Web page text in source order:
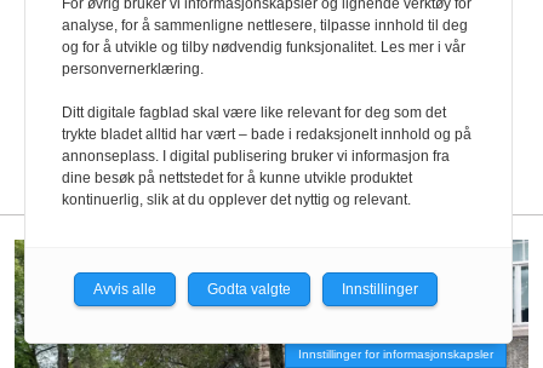
Innstillinger for informasjonskapsler
For øvrig bruker vi informasjonskapsler og lignende verktøy for
analyse, for å sammenligne nettlesere, tilpasse innhold til deg
og for å utvikle og tilby nødvendig funksjonalitet. Les mer i vår
personvernerklæring.
Ditt digitale fagblad skal være like relevant for deg som det
trykte bladet alltid har vært – bade i redaksjonelt innhold og på
annonseplass. I digital publisering bruker vi informasjon fra
dine besøk på nettstedet for å kunne utvikle produktet
kontinuerlig, slik at du opplever det nyttig og relevant.
Avvis alle Godta valgte Innstillinger